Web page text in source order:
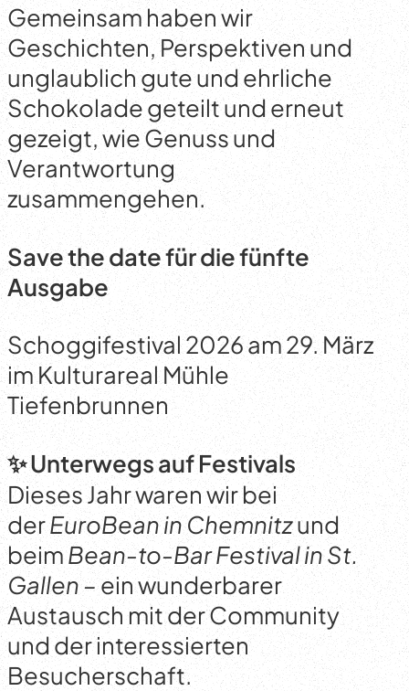
Gemeinsam haben wir
Geschichten, Perspektiven und
unglaublich gute und ehrliche
Schokolade geteilt und erneut
gezeigt, wie Genuss und
Verantwortung
zusammengehen.
Save the date für die fünfte
Ausgabe
Schoggifestival 2026 am 29. März
im Kulturareal Mühle
Tiefenbrunnen
✨ Unterwegs auf Festivals
Dieses Jahr waren wir bei
derEuroBean in Chemnitzund
beimBean-to-Bar Festival in St.
Gallen – ein wunderbarer
Austausch mit der Community
und der interessierten
Besucherschaft.